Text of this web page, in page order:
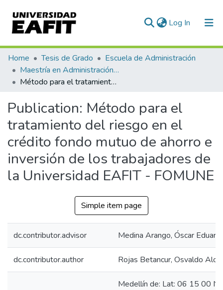
Log In (current)
Communities & Collections
All of DSpace
Home Tesis de Grado
Escuela de Administración
Maestría en Administración - MBA (tesis)
Método para el tratamiento del riesgo en el crédito fondo mutuo de ahorro e inversión de los trabajadores de la Universidad EAFIT - FOMUNE
Publication: Método para el
tratamiento del riesgo en el
crédito fondo mutuo de ahorro e
inversión de los trabajadores de
la Universidad EAFIT - FOMUNE
Simple item page
dc.contributor.advisor Medina Arango, Óscar
dc.contributor.author Rojas Betancur, Osvaldo
Medellín de: Lat: 06 15 00 N